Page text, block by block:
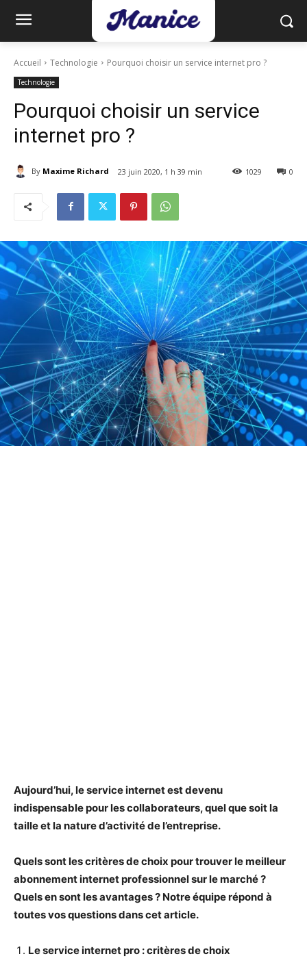
Accueil Technologie Pourquoi choisir un service internet pro ?
Technologie
Pourquoi choisir un service
internet pro ?
By Maxime Richard 23 juin 2020, 1 h 39 min 0
1029
Aujourd’hui, le service internet est devenu
indispensable pour les collaborateurs, quel que soit la
taille et la nature d’activité de l’entreprise.
Quels sont les critères de choix pour trouver le meilleur
abonnement internet professionnel sur le marché ?
Quels en sont les avantages ? Notre équipe répond à
toutes vos questions dans cet article.
Le service internet pro : critères de choix